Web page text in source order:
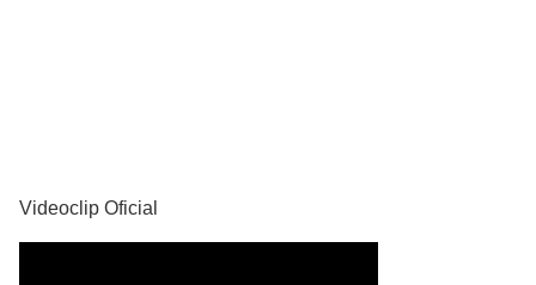
Videoclip Oficial